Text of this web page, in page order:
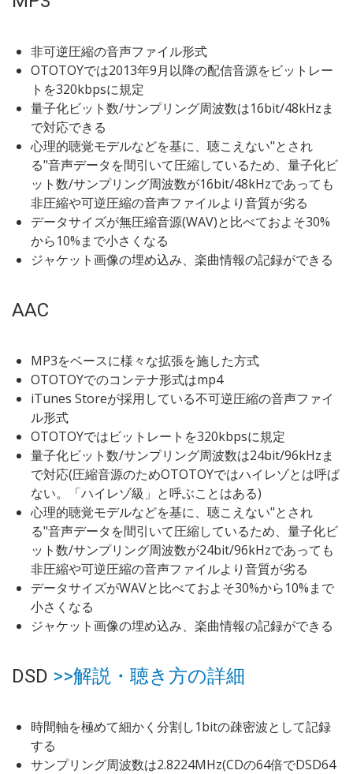
非可逆圧縮の音声ファイル形式
OTOTOYでは2013年9月以降の配信音源をビットレー
トを320kbpsに規定
量子化ビット数/サンプリング周波数は16bit/48kHzま
で対応できる
心理的聴覚モデルなどを基に、聴こえない"とされ
る"音声データを間引いて圧縮しているため、量子化ビ
ット数/サンプリング周波数が16bit/48kHzであっても
非圧縮や可逆圧縮の音声ファイルより音質が劣る
データサイズが無圧縮音源(WAV)と比べておよそ30%
から10%まで小さくなる
ジャケット画像の埋め込み、楽曲情報の記録ができる
AAC
MP3をベースに様々な拡張を施した方式
OTOTOYでのコンテナ形式はmp4
iTunes Storeが採用している不可逆圧縮の音声ファイ
ル形式
OTOTOYではビットレートを320kbpsに規定
量子化ビット数/サンプリング周波数は24bit/96kHzま
で対応(圧縮音源のためOTOTOYではハイレゾとは呼ば
ない。「ハイレゾ級」と呼ぶことはある)
心理的聴覚モデルなどを基に、聴こえない"とされ
る"音声データを間引いて圧縮しているため、量子化ビ
ット数/サンプリング周波数が24bit/96kHzであっても
非圧縮や可逆圧縮の音声ファイルより音質が劣る
データサイズがWAVと比べておよそ30%から10%まで
小さくなる
ジャケット画像の埋め込み、楽曲情報の記録ができる
DSD >>解説・聴き方の詳細
時間軸を極めて細かく分割し1bitの疎密波として記録
する
サンプリング周波数は2.8224MHz(CDの64倍でDSD64